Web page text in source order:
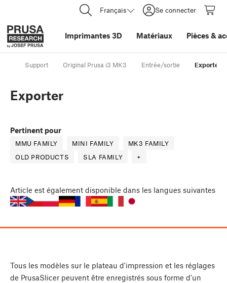
Français Se connecter
Imprimantes 3D Matériaux Pièces &
Support Original Prusa i3 MK3 Entrée/sortie Exporter
Exporter
Pertinent pour
MMU FAMILY MINI FAMILY
MK3 FAMILY
OLD PRODUCTS
SLA FAMILY +
Article est également disponible dans les langues suivantes
Tous les modèles sur le plateau d'impression et les réglages
de PrusaSlicer peuvent être enregistrés sous forme d'un